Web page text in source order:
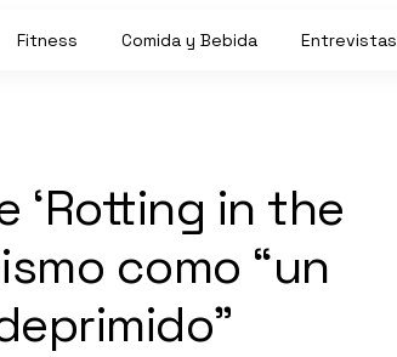
Fitness Comida y Bebida Entrevistas
‘Rotting in the
como “un